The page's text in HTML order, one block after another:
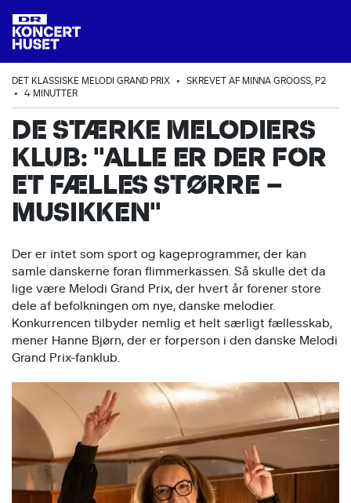
DET KLASSISKE MELODI GRAND PRIX •
SKREVET AF MINNA GROOSS, P2
•
4 MINUTTER
DE STÆRKE MELODIERS
KLUB: "ALLE ER DER FOR
ET FÆLLES STØRRE –
MUSIKKEN"
Der er intet som sport og kageprogrammer, der kan
samle danskerne foran flimmerkassen. Så skulle det da
lige være Melodi Grand Prix, der hvert år forener store
dele af befolkningen om nye, danske melodier.
Konkurrencen tilbyder nemlig et helt særligt fællesskab,
mener Hanne Bjørn, der er forperson i den danske Melodi
Grand Prix-fanklub.